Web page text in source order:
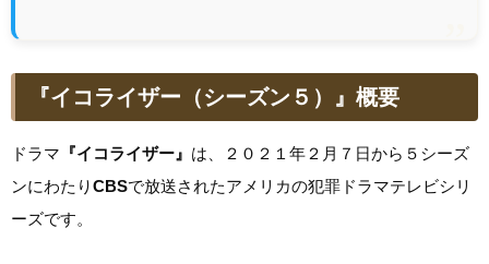
『イコライザー（シーズン５）』概要
ドラマ 『イコライザー』 は、２０２１年２月７日から５シーズ
ンにわたりCBSで放送されたアメリカの犯罪ドラマテレビシリ
ーズです。